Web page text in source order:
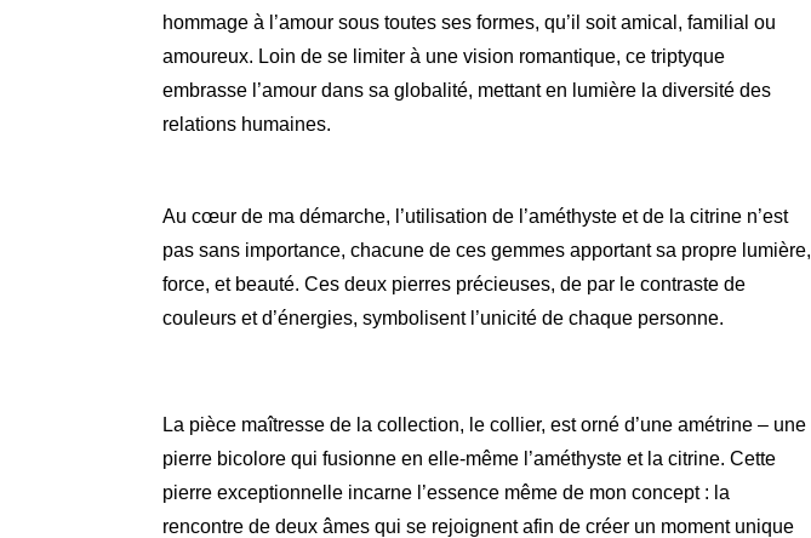
hommage à l’amour sous toutes ses formes, qu’il soit amical, familial ou
amoureux. Loin de se limiter à une vision romantique, ce triptyque
embrasse l’amour dans sa globalité, mettant en lumière la diversité des
relations humaines.
Au cœur de ma démarche, l’utilisation de l’améthyste et de la citrine n’est
pas sans importance, chacune de ces gemmes apportant sa propre lumière,
force, et beauté. Ces deux pierres précieuses, de par le contraste de
couleurs et d’énergies, symbolisent l’unicité de chaque personne.
La pièce maîtresse de la collection, le collier, est orné d’une amétrine – une
pierre bicolore qui fusionne en elle-même l’améthyste et la citrine. Cette
pierre exceptionnelle incarne l’essence même de mon concept : la
rencontre de deux âmes qui se rejoignent afin de créer un moment unique